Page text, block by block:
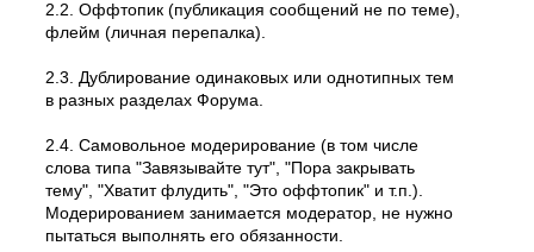
2.2. Оффтопик (публикация сообщений не по теме),
флейм (личная перепалка).
2.3. Дублирование одинаковых или однотипных тем
в разных разделах Форума.
2.4. Самовольное модеpиpование (в том числе
слова типа "Завязывайте тут", "Пора закрывать
тему", "Хватит флудить", "Это оффтопик" и т.п.).
Модерированием занимается модератор, не нужно
пытаться выполнять его обязанности.